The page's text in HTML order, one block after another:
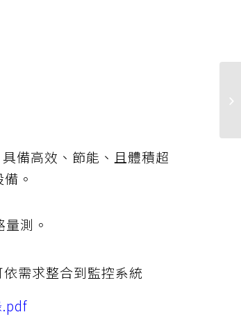
備高效、節能、且體積超
。
測。
需求整合到監控系統